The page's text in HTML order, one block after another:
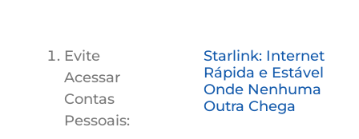
Evite
Acessar
Contas
Pessoais:
Starlink: Internet
Rápida e Estável
Onde Nenhuma
Outra Chega